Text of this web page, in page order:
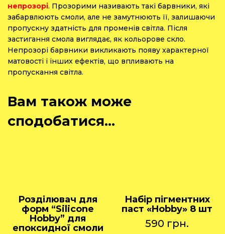
непрозорі. Прозорими називають такі барвники, які
забарвлюють смоли, але не замутнюють її, залишаючи
пропускну здатність для променів світла. Після
застигання смола виглядає, як кольорове скло.
Непрозорі барвники викликають появу характерної
матовості і інших ефектів, що впливають на
пропускання світла.
Вам також може
сподобатися…
Розділювач для
форм “Silicone
Hobby” для
епоксидної смоли
Набір пігментних
паст «Hobby» 8 шт
590 грн.